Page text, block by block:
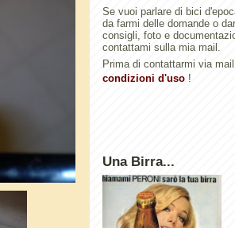
Se vuoi parlare di bici
da farmi delle domande o
consigli, foto e
contattami sulla mia mail.
Prima di contattarmi via
condizioni d'uso !
Una Birra...